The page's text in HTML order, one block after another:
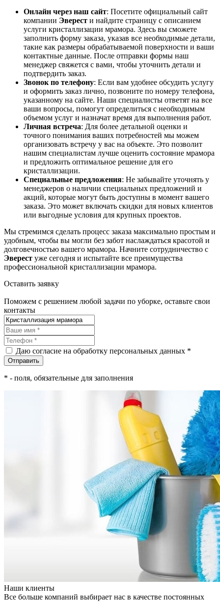
Онлайн через наш сайт: Посетите официальный сайт
компании Эверест и найдите страницу с описанием
услуги кристаллизации мрамора. Здесь вы сможете
заполнить форму заказа, указав все необходимые детали,
такие как размеры обрабатываемой поверхности и ваши
контактные данные. После отправки формы наш
менеджер свяжется с вами, чтобы уточнить детали и
подтвердить заказ.
Звонок по телефону: Если вам удобнее обсудить услугу
и оформить заказ лично, позвоните по номеру телефона,
указанному на сайте. Наши специалисты ответят на все
ваши вопросы, помогут определиться с необходимым
объемом услуг и назначат время для выполнения работ.
Личная встреча: Для более детальной оценки и
точного понимания ваших потребностей мы можем
организовать встречу у вас на объекте. Это позволит
нашим специалистам лучше оценить состояние мрамора
и предложить оптимальное решение для его
кристаллизации.
Специальные предложения: Не забывайте уточнять у
менеджеров о наличии специальных предложений и
акций, которые могут быть доступны в момент вашего
заказа. Это может включать скидки для новых клиентов
или выгодные условия для крупных проектов.
Мы стремимся сделать процесс заказа максимально простым и
удобным, чтобы вы могли без забот наслаждаться красотой и
долговечностью вашего мрамора. Начните сотрудничество с
Эверест уже сегодня и испытайте все преимущества
профессиональной кристаллизации мрамора.
Оставить заявку
Поможем с решением любой задачи по уборке, оставьте свои
контакты
Даю согласие на обработку персональных данных *
* - поля, обязательные для заполнения
Наши клиенты
Все больше компаний выбирает нас в качестве постоянных